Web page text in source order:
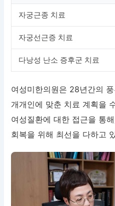
자궁근종 치료
자궁선근증 치료
다낭성 난소 증후군 치료
여성미한의원은 28년간의
개개인에 맞춘 치료 계획을
여성질환에 대한 접근을 통
회복을 위해 최선을 다하고